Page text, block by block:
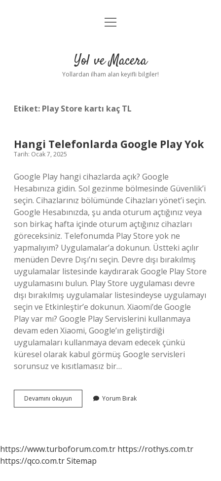
Anasayfa
Yasal Uyarı
menüyü
Yol ve Macera
Yollardan ilham alan keyifli bilgiler!
Etiket: Play Store kartı kaç TL
Hangi Telefonlarda Google Play Yok
Tarih: Ocak 7, 2025
Google Play hangi cihazlarda açık? Google
Hesabınıza gidin. Sol gezinme bölmesinde Güvenlik’i
seçin. Cihazlarınız bölümünde Cihazları yönet’i seçin.
Google Hesabınızda, şu anda oturum açtığınız veya
son birkaç hafta içinde oturum açtığınız cihazları
göreceksiniz. Telefonumda Play Store yok ne
yapmalıyım? Uygulamalar’a dokunun. Üstteki açılır
menüden Devre Dışı’nı seçin. Devre dışı bırakılmış
uygulamalar listesinde kaydırarak Google Play Store
uygulamasını bulun. Play Store uygulaması devre
dışı bırakılmış uygulamalar listesindeyse uygulamayı
seçin ve Etkinleştir’e dokunun. Xiaomi’de Google
Play var mı? Google Play Servislerini kullanmaya
devam eden Xiaomi, Google’ın geliştirdiği
uygulamaları kullanmaya devam edecek çünkü
küresel olarak kabul görmüş Google servisleri
sorunsuz ve kısıtlamasız bir…
Devamını okuyun
Telefonlarda
Yorum Bırak
https://www.turboforum.com.tr https://rothys.com.tr
https://qco.com.trSitemap